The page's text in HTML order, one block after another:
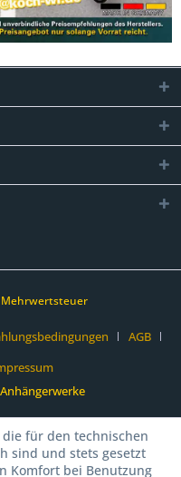
Mehrwertsteuer
AGB
die für den technischen
sind und stets gesetzt
Komfort bei Benutzung